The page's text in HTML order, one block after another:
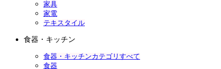
家具
家電
テキスタイル
食器・キッチン
食器・キッチンカテゴリすべて
食器